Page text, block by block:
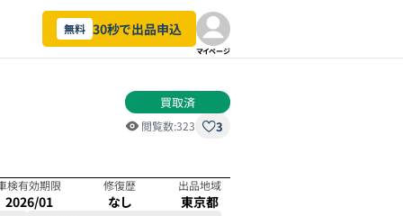
無料 30秒で出品申込
マイページ
買取済
閲覧数:323 3
検有効期限
2026/01
修復歴
なし
出品地域
東京都